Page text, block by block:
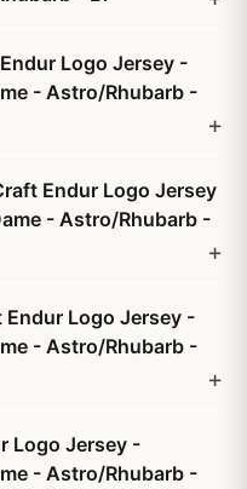
Logo Jersey -
- Astro/Rhubarb -
Endur Logo Jersey
- Astro/Rhubarb -
Logo Jersey -
- Astro/Rhubarb -
Logo Jersey -
- Astro/Rhubarb -